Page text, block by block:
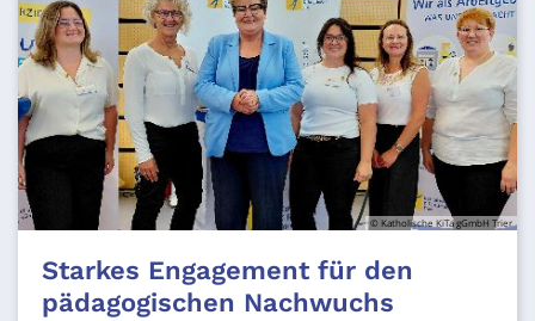
© Katholische KiTa gGmbH Trier
Starkes Engagement für den
pädagogischen Nachwuchs